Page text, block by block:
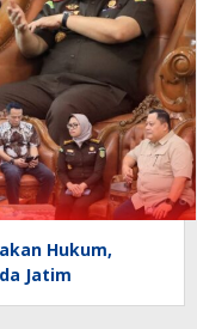
Hukum,
Jatim